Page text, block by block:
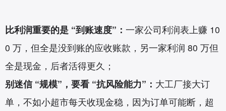
比利润重要的是 “到账速度”： 一家公司利润表上赚 10
0 万，但全是没到账的应收账款，另一家利润 80 万但
全是现金，后者活得更久；
别迷信 “规模”，要看 “抗风险能力”： 大工厂接大订
单，不如小超市每天收现金稳，因为订单可能断，超